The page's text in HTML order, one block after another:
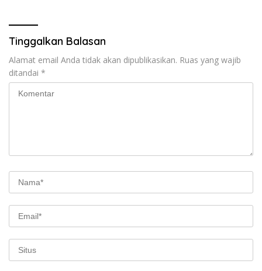
Tinggalkan Balasan
Alamat email Anda tidak akan dipublikasikan. Ruas yang wajib
ditandai *